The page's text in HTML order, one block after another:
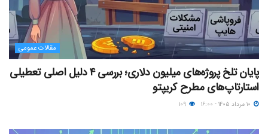
مقالات عمومی
پایان تلخ پروژه‌های میلیون دلاری؛ بررسی ۴ دلیل اصلی تعطیلی
استارتاپ‌های مطرح کریپتو